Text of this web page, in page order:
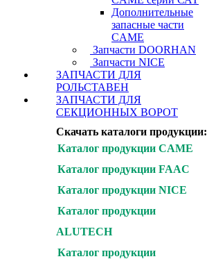
Дополнительные
запасные части
CAME
Запчасти DOORHAN
Запчасти NICE
ЗАПЧАСТИ ДЛЯ
РОЛЬСТАВЕН
ЗАПЧАСТИ ДЛЯ
СЕКЦИОННЫХ ВОРОТ
Скачать каталоги продукции:
Каталог продукции CAME
Каталог продукции FAAC
Каталог продукции NICE
Каталог продукции
ALUTECH
Каталог продукции